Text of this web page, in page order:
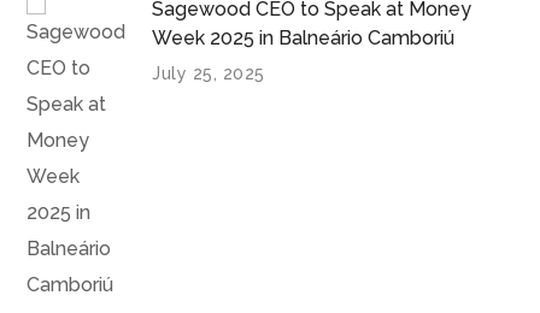
Sagewood CEO to Speak at Money
Week 2025 in Balneário Camboriú
July 25, 2025